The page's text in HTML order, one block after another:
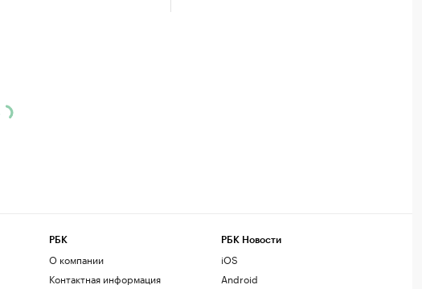
РБК
О компании
Контактная информация
РБК Новости
iOS
Android